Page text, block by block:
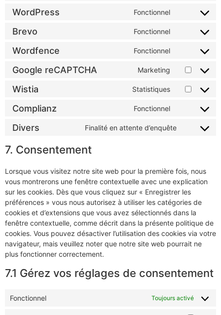
WordPress Fonctionnel
Brevo Fonctionnel
Wordfence Fonctionnel
Google reCAPTCHA Marketing
Wistia Statistiques
Complianz Fonctionnel
Divers Finalité en attente d’enquête
7. Consentement
Lorsque vous visitez notre site web pour la première fois, nous
vous montrerons une fenêtre contextuelle avec une explication
sur les cookies. Dès que vous cliquez sur « Enregistrer les
préférences » vous nous autorisez à utiliser les catégories de
cookies et d’extensions que vous avez sélectionnés dans la
fenêtre contextuelle, comme décrit dans la présente politique de
cookies. Vous pouvez désactiver l’utilisation des cookies via votre
navigateur, mais veuillez noter que notre site web pourrait ne
plus fonctionner correctement.
7.1 Gérez vos réglages de consentement
Fonctionnel Toujours activé